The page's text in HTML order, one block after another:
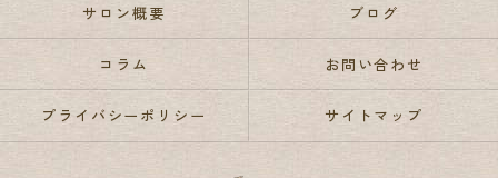
サロン概要 ブログ
コラム お問い合わせ
プライバシーポリシー サイトマップ